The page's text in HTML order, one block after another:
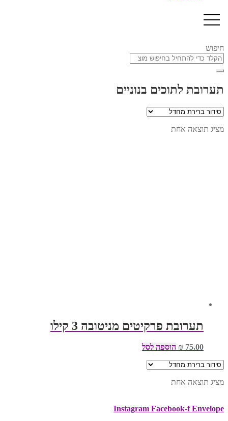
חיפוש
תערובת לתוכים בנוניים
מציג תוצאה אחת
תערובת פרקיטים מניטובה 3 קילו
₪ 75.00 הוספה לסל
מציג תוצאה אחת
Instagram Facebook-f Envelope